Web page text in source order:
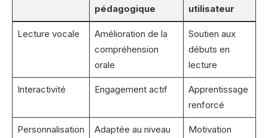
pédagogique
utilisateur
Lecture vocale
Amélioration de la
compréhension
orale
Soutien aux
débuts en
lecture
Interactivité Engagement actif
Apprentissage
renforcé
Personnalisation
Adaptée au niveau
Motivation